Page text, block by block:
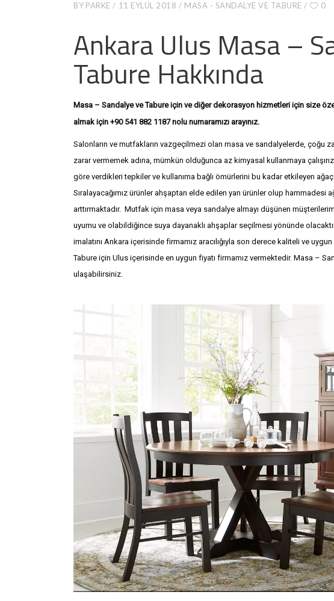
BY PARKE 11 EYLÜL 2018 MASA - SANDALYE VE TABURE 0
Ankara Ulus Masa –
Tabure Hakkında
Masa – Sandalye ve Tabure için ve diğer dekorasyon hizmetleri için size
almak için +90 541 882 1187 nolu numaramızı arayınız.
Salonların ve mutfakların vazgeçilmezi olan masa ve sandalyelerde, çoğu
zarar vermemek adına, mümkün olduğunca az kimyasal kullanmaya
göre verdikleri tepkiler ve kullanıma bağlı ömürlerini bu kadar etkileyen
Sıralayacağımız ürünler ahşaptan elde edilen yan ürünler olup hammadesi
arttırmaktadır. Mutfak için masa veya sandalye almayı düşünen
uyumu ve olabildiğince suya dayanaklı ahşaplar seçilmesi yönünde
imalatını Ankara içerisinde firmamız aracılığıyla son derece kaliteli ve
Tabure için Ulus içerisinde en uygun fiyatı firmamız vermektedir. Masa –
ulaşabilirsiniz.